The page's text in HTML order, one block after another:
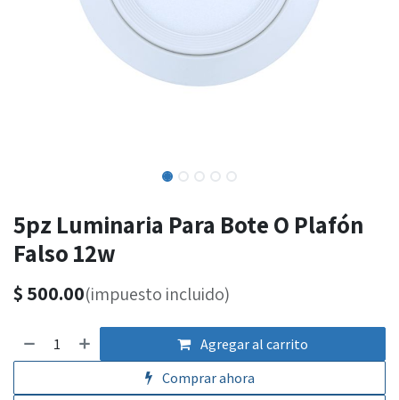
5pz Luminaria Para Bote O Plafón
Falso 12w
$ 500.00(impuesto incluido)
Agregar al carrito
Comprar ahora